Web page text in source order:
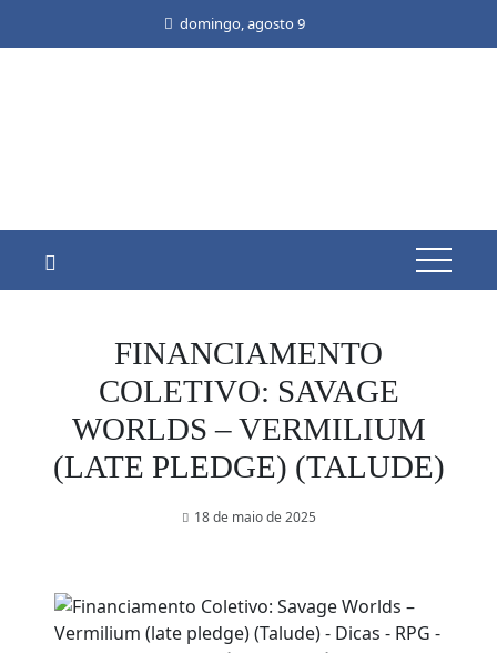
domingo, agosto 9
FINANCIAMENTO
COLETIVO: SAVAGE
WORLDS – VERMILIUM
(LATE PLEDGE) (TALUDE)
18 de maio de 2025